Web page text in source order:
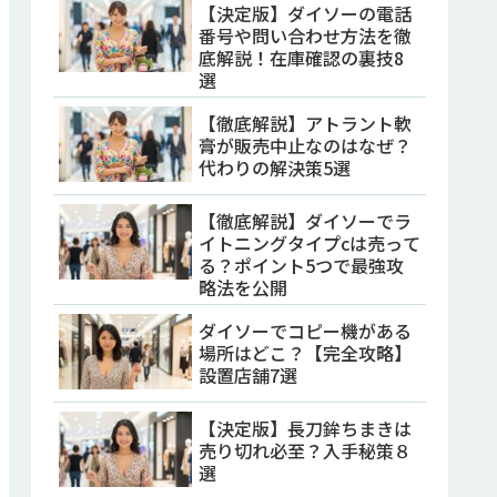
【決定版】ダイソーの電話
番号や問い合わせ方法を徹
底解説！在庫確認の裏技8
選
【徹底解説】アトラント軟
膏が販売中止なのはなぜ？
代わりの解決策5選
【徹底解説】ダイソーでラ
イトニングタイプcは売って
る？ポイント5つで最強攻
略法を公開
ダイソーでコピー機がある
場所はどこ？【完全攻略】
設置店舗7選
【決定版】長刀鉾ちまきは
売り切れ必至？入手秘策８
選